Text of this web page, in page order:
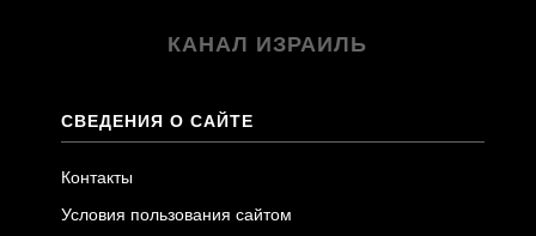
КАНАЛ ИЗРАИЛЬ
СВЕДЕНИЯ О САЙТЕ
Контакты
Условия пользования сайтом